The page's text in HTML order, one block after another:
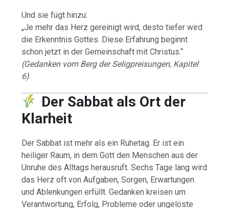
Und sie fügt hinzu:
„Je mehr das Herz gereinigt wird, desto tiefer wird
die Erkenntnis Gottes. Diese Erfahrung beginnt
schon jetzt in der Gemeinschaft mit Christus.“
(Gedanken vom Berg der Seligpreisungen, Kapitel
6)
Der Sabbat als Ort der
Klarheit
Der Sabbat ist mehr als ein Ruhetag. Er ist ein
heiliger Raum, in dem Gott den Menschen aus der
Unruhe des Alltags herausruft. Sechs Tage lang wird
das Herz oft von Aufgaben, Sorgen, Erwartungen
und Ablenkungen erfüllt. Gedanken kreisen um
Verantwortung, Erfolg, Probleme oder ungelöste